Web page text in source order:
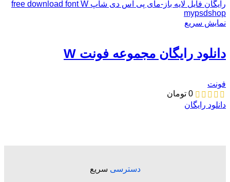
نمایش سریع
دانلود رایگان مجموعه فونت W
فونت
0 تومان
دانلود رایگان
دسترسی سریع